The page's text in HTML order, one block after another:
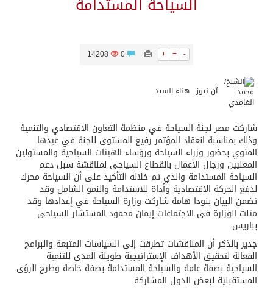
+ = -
14208
آن نيوز . هناء السيد
شاركت مصر لجنة السياحة في منظمة التعاون الاقتصادي والتنمية
وذلك بمناسبة انعقاد المؤتمر رفيع المستوى للجنة في عيدها
المئوي بحضور وزراء السياحة ورؤساء الهيئات السياحية والمسئولين
المعنيين ورجال الأعمال بالقطاع السياحى لمناقشة سبل دعم
السياحة المستدامة والذي تم خلاله التأكيد على أن السياحة محرك
لدفع الحركة الاقتصادية وأداة للاستدامة والنمو الشامل وقد
تضمن البيان بنودا هامة شاركت وزارة السياحة في إعدادها وقد
مثلت الوزارة فى الاجتماعات إيمان محمود المستشار السياحى
بباريس.
جدير بالذكر أن المناقشات تطرقت إلى السياسات المتبعة والبرامج
الفعالة لتحقيق الأهداف الإستراتيجية طويلة المدى للتنمية
السياحية بصفة عامة والسياحة المستدامة بصفة خاصة وطرح الرؤى
المستقبلية لبعض الدول المشاركة.